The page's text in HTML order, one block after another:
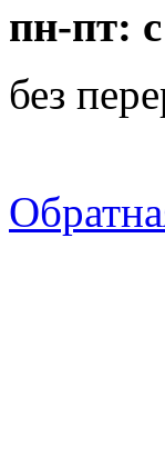
пн-пт:
без